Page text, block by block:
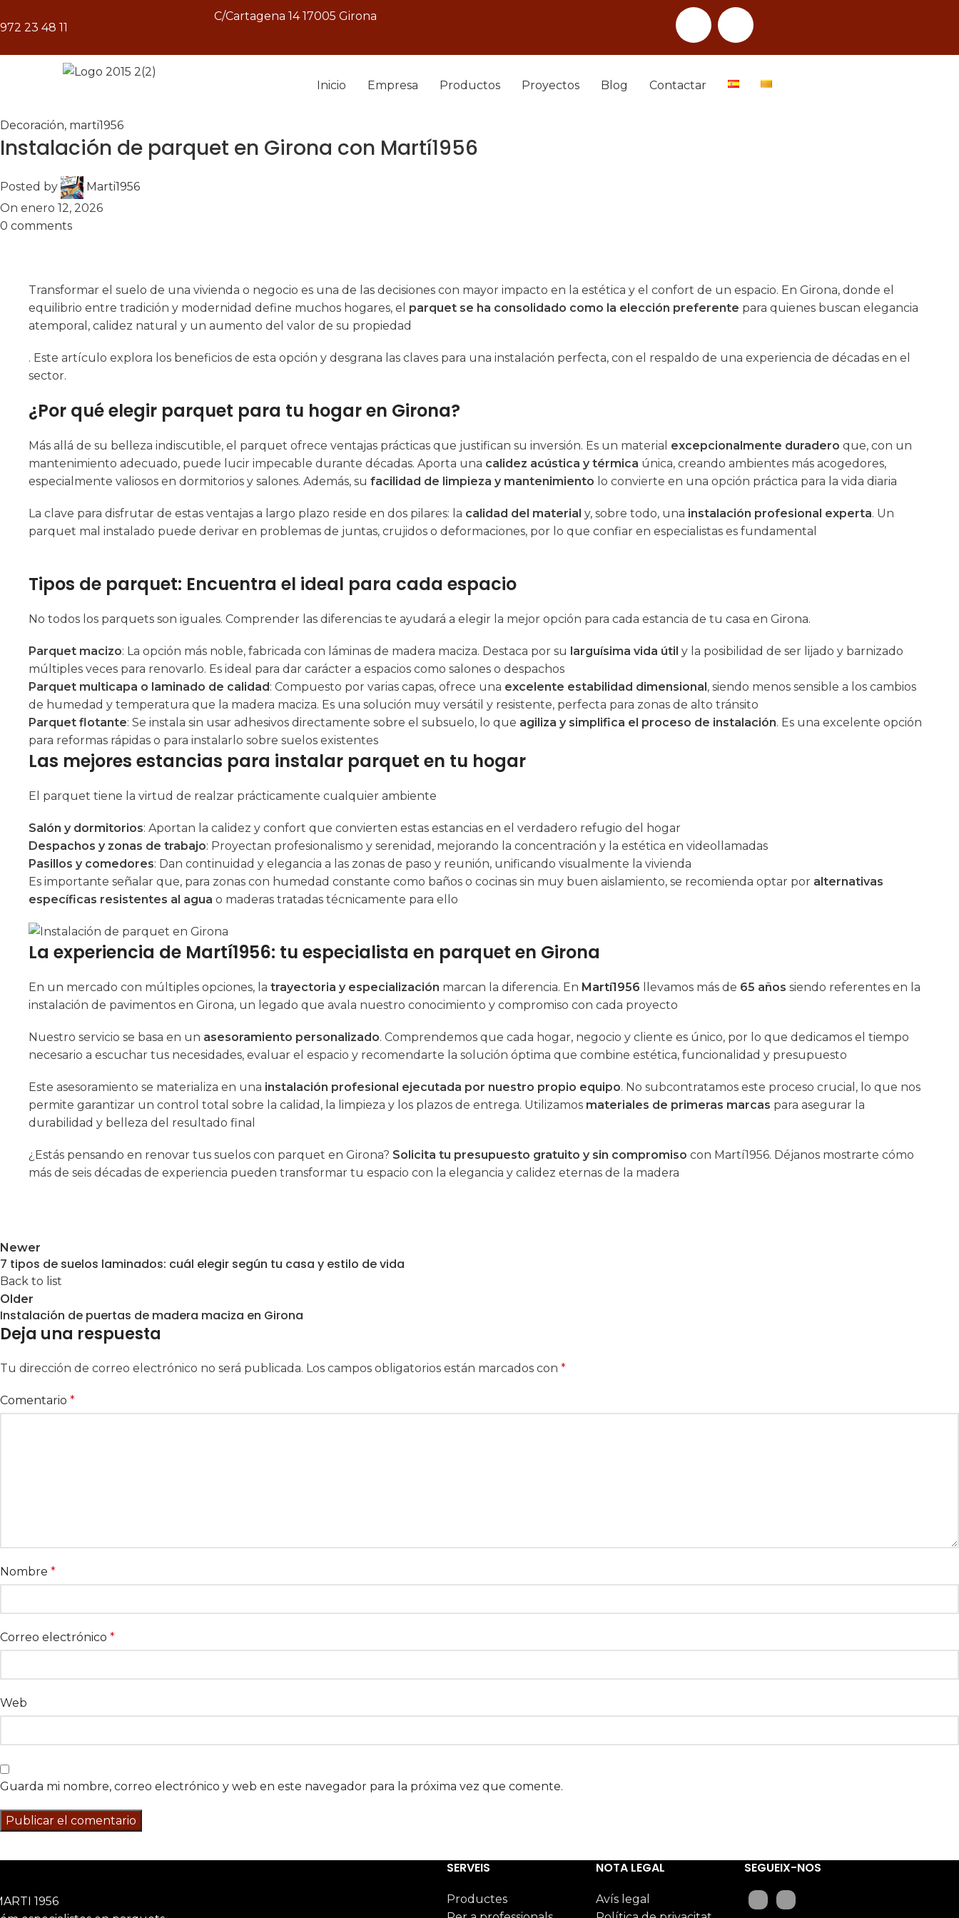
972 23 48 11
C/Cartagena 14 17005 Girona
Inicio Empresa Productos Proyectos Blog Contactar
Decoración, marti1956
Instalación de parquet en Girona con Martí1956
Posted by
Marti1956
On enero 12, 2026
0 comments
Transformar el suelo de una vivienda o negocio es una de las decisiones con mayor impacto en la estética y el confort de un espacio. En Girona, donde el
equilibrio entre tradición y modernidad define muchos hogares, el parquet se ha consolidado como la elección preferente para quienes buscan elegancia
atemporal, calidez natural y un aumento del valor de su propiedad
. Este artículo explora los beneficios de esta opción y desgrana las claves para una instalación perfecta, con el respaldo de una experiencia de décadas en el
sector.
¿Por qué elegir parquet para tu hogar en Girona?
Más allá de su belleza indiscutible, el parquet ofrece ventajas prácticas que justifican su inversión. Es un material excepcionalmente duradero que, con un
mantenimiento adecuado, puede lucir impecable durante décadas. Aporta una calidez acústica y térmica única, creando ambientes más acogedores,
especialmente valiosos en dormitorios y salones. Además, su facilidad de limpieza y mantenimiento lo convierte en una opción práctica para la vida diaria
La clave para disfrutar de estas ventajas a largo plazo reside en dos pilares: la calidad del material y, sobre todo, una instalación profesional experta. Un
parquet mal instalado puede derivar en problemas de juntas, crujidos o deformaciones, por lo que confiar en especialistas es fundamental
Tipos de parquet: Encuentra el ideal para cada espacio
No todos los parquets son iguales. Comprender las diferencias te ayudará a elegir la mejor opción para cada estancia de tu casa en Girona.
Parquet macizo: La opción más noble, fabricada con láminas de madera maciza. Destaca por su larguísima vida útil y la posibilidad de ser lijado y barnizado
múltiples veces para renovarlo. Es ideal para dar carácter a espacios como salones o despachos
Parquet multicapa o laminado de calidad: Compuesto por varias capas, ofrece una excelente estabilidad dimensional, siendo menos sensible a los cambios
de humedad y temperatura que la madera maciza. Es una solución muy versátil y resistente, perfecta para zonas de alto tránsito
Parquet flotante: Se instala sin usar adhesivos directamente sobre el subsuelo, lo que agiliza y simplifica el proceso de instalación. Es una excelente opción
para reformas rápidas o para instalarlo sobre suelos existentes
Las mejores estancias para instalar parquet en tu hogar
El parquet tiene la virtud de realzar prácticamente cualquier ambiente
Salón y dormitorios: Aportan la calidez y confort que convierten estas estancias en el verdadero refugio del hogar
Despachos y zonas de trabajo: Proyectan profesionalismo y serenidad, mejorando la concentración y la estética en videollamadas
Pasillos y comedores: Dan continuidad y elegancia a las zonas de paso y reunión, unificando visualmente la vivienda
Es importante señalar que, para zonas con humedad constante como baños o cocinas sin muy buen aislamiento, se recomienda optar por alternativas
específicas resistentes al agua o maderas tratadas técnicamente para ello
La experiencia de Martí1956: tu especialista en parquet en Girona
En un mercado con múltiples opciones, la trayectoria y especialización marcan la diferencia. En Martí1956 llevamos más de 65 años siendo referentes en la
instalación de pavimentos en Girona, un legado que avala nuestro conocimiento y compromiso con cada proyecto
Nuestro servicio se basa en un asesoramiento personalizado. Comprendemos que cada hogar, negocio y cliente es único, por lo que dedicamos el tiempo
necesario a escuchar tus necesidades, evaluar el espacio y recomendarte la solución óptima que combine estética, funcionalidad y presupuesto
Este asesoramiento se materializa en una instalación profesional ejecutada por nuestro propio equipo. No subcontratamos este proceso crucial, lo que nos
permite garantizar un control total sobre la calidad, la limpieza y los plazos de entrega. Utilizamos materiales de primeras marcas para asegurar la
durabilidad y belleza del resultado final
¿Estás pensando en renovar tus suelos con parquet en Girona? Solicita tu presupuesto gratuito y sin compromiso con Martí1956. Déjanos mostrarte cómo
más de seis décadas de experiencia pueden transformar tu espacio con la elegancia y calidez eternas de la madera
Newer
7 tipos de suelos laminados: cuál elegir según tu casa y estilo de vida
Back to list
Older
Instalación de puertas de madera maciza en Girona
Deja una respuesta
Tu dirección de correo electrónico no será publicada. Los campos obligatorios están marcados con *
Comentario *
Nombre *
Correo electrónico *
Web
Guarda mi nombre, correo electrónico y web en este navegador para la próxima vez que comente.
1956
SERVEIS
Productes
NOTA LEGAL
Avís legal
SEGUEIX-NOS